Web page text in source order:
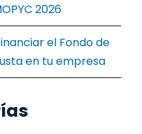
2026
el Fondo de
en tu empresa